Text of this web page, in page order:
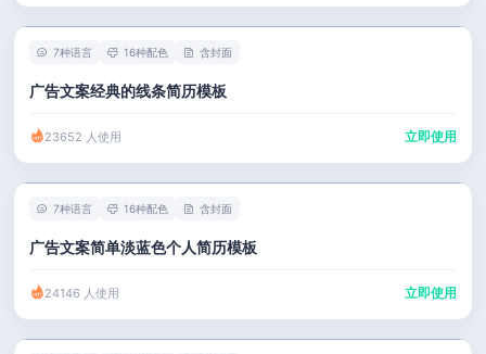
7种语言 16种配色 含封面
广告文案经典的线条简历模板
23652 人使用 立即使用
7种语言 16种配色 含封面
广告文案简单淡蓝色个人简历模板
24146 人使用 立即使用